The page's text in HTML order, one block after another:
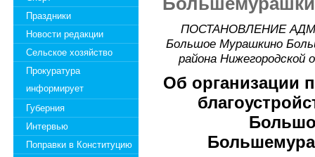
Праздники
Новости редакции
Сельское хозяйство
Прокуратура
информирует
Губерния
Интервью
Поправки в Конституцию
ПОСТАНОВЛЕНИЕ
Большое Мурашкино
района
Об организации